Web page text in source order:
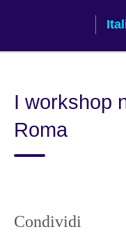
I workshop
Roma
Condividi